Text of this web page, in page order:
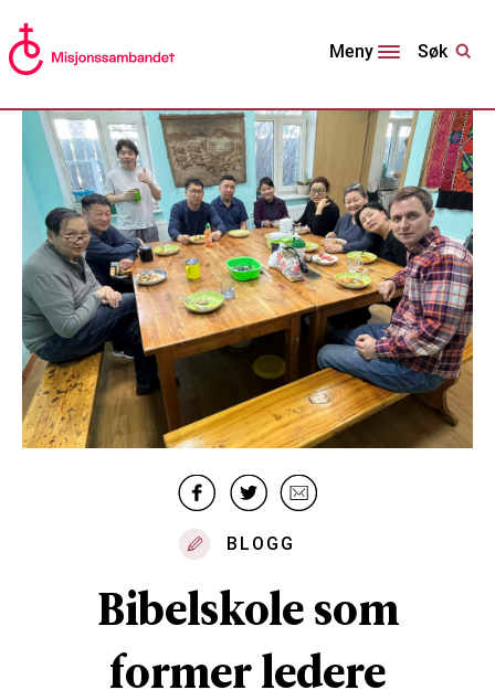
Meny Søk
BLOGG
Bibelskole som
former ledere